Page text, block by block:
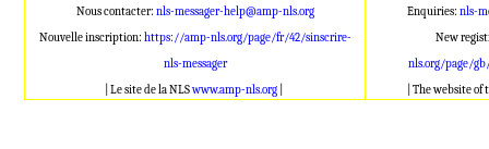
Nous contacter: nls-messager-help@amp-nls.org
Nouvelle inscription: https://amp-nls.org/page/fr/42/sinscrire-
nls-messager
| Le site de la NLSwww.amp-nls.org
Enquiries:nls-
New
nls.org/page/
| The website of